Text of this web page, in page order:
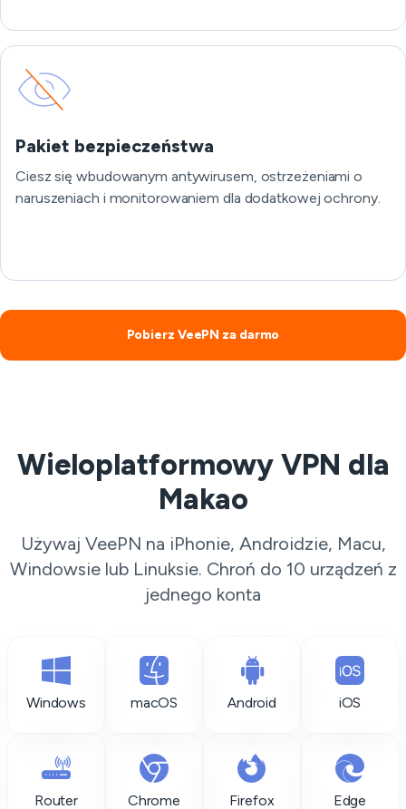
Pakiet bezpieczeństwa
Ciesz się wbudowanym antywirusem, ostrzeżeniami o
naruszeniach i monitorowaniem dla dodatkowej ochrony.
Pobierz VeePN za darmo
Wieloplatformowy VPN dla
Makao
Używaj VeePN na iPhonie, Androidzie, Macu,
Windowsie lub Linuksie. Chroń do 10 urządzeń z
jednego konta
Windows macOS Android iOS
Router Chrome Firefox Edge